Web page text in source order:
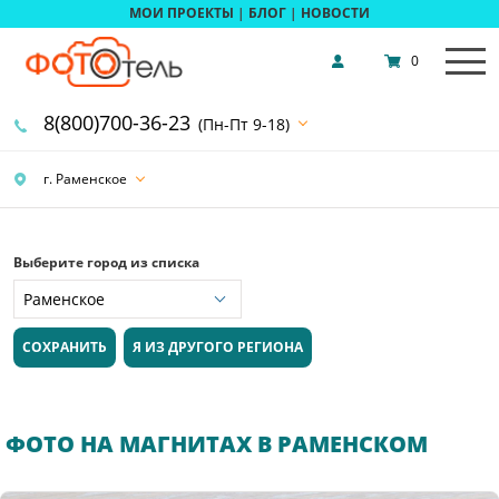
МОИ ПРОЕКТЫ | БЛОГ | НОВОСТИ
г. Раменское
8(800)700-36-23 (Пн-Пт 9-18)
0
Выберите город из списка
СОХРАНИТЬ Я ИЗ ДРУГОГО РЕГИОНА
ФОТО НА МАГНИТАХ В РАМЕНСКОМ